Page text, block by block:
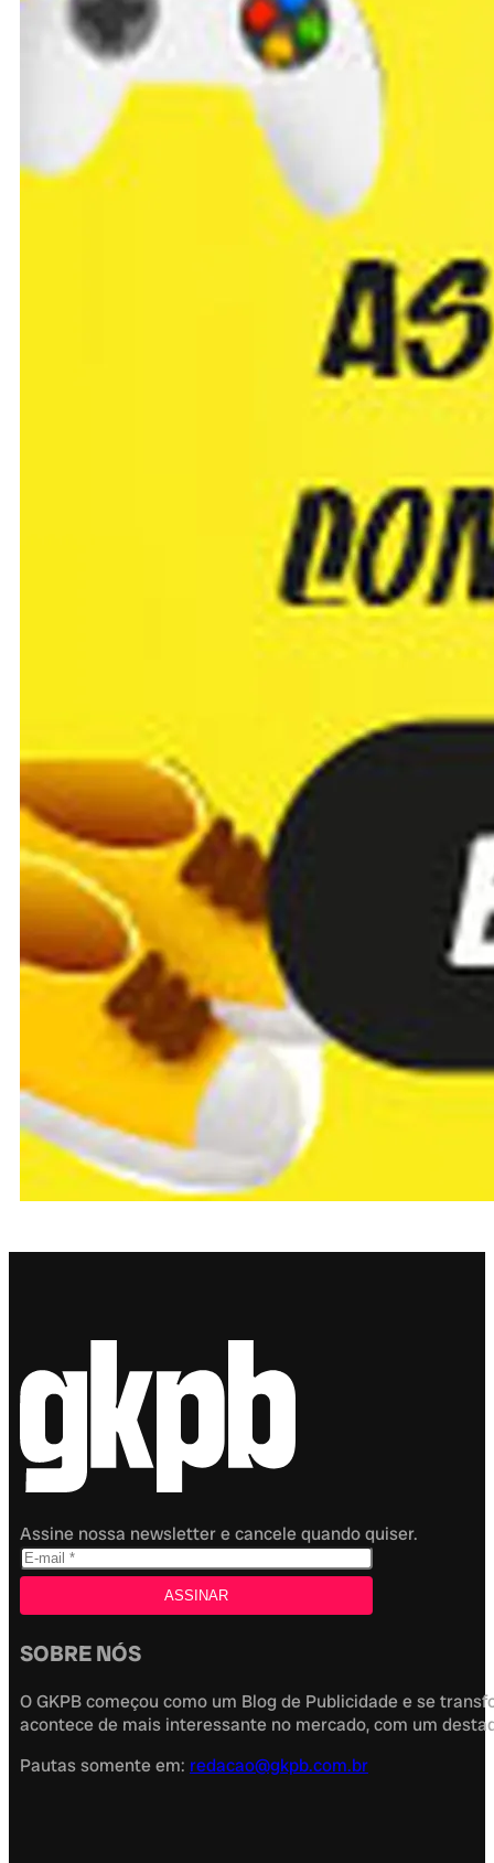
Assine nossa newsletter e cancele quando quiser.
SOBRE NÓS
O GKPB começou como um Blog de Publicidade e se
acontece de mais interessante no mercado, com um
Pautas somente em: redacao@gkpb.com.br